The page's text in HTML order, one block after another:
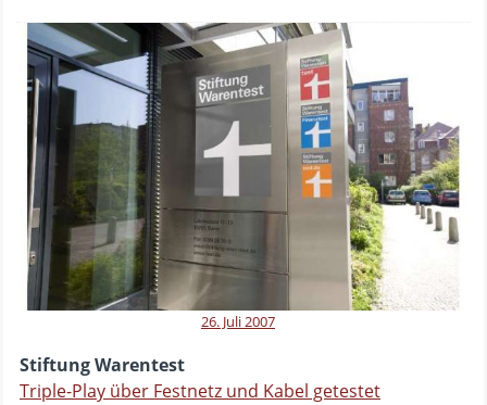
26. Juli 2007
Stiftung Warentest
Triple-Play über Festnetz und Kabel getestet